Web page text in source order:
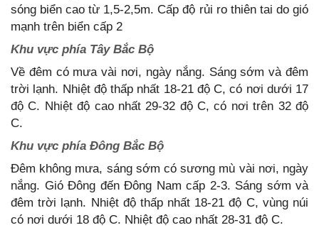
sóng biển cao từ 1,5-2,5m. Cấp độ rủi ro thiên tai do gió
mạnh trên biển cấp 2
Khu vực phía Tây Bắc Bộ
Về đêm có mưa vài nơi, ngày nắng. Sáng sớm và đêm
trời lạnh. Nhiệt độ thấp nhất 18-21 độ C, có nơi dưới 17
độ C. Nhiệt độ cao nhất 29-32 độ C, có nơi trên 32 độ
C.
Khu vực phía Đông Bắc Bộ
Đêm không mưa, sáng sớm có sương mù vài nơi, ngày
nắng. Gió Đông đến Đông Nam cấp 2-3. Sáng sớm và
đêm trời lạnh. Nhiệt độ thấp nhất 18-21 độ C, vùng núi
có nơi dưới 18 độ C. Nhiệt độ cao nhất 28-31 độ C.